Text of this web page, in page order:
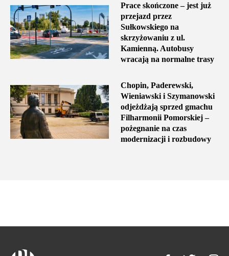
Prace skończone – jest już
przejazd przez
Sułkowskiego na
skrzyżowaniu z ul.
Kamienną. Autobusy
wracają na normalne trasy
Chopin, Paderewski,
Wieniawski i Szymanowski
odjeżdżają sprzed gmachu
Filharmonii Pomorskiej –
pożegnanie na czas
modernizacji i rozbudowy